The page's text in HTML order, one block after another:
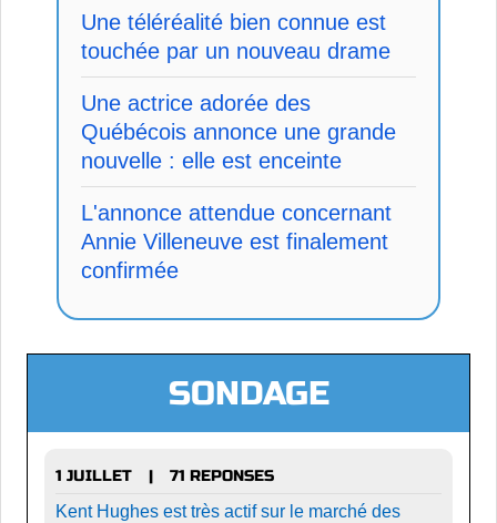
Une téléréalité bien connue est
touchée par un nouveau drame
Une actrice adorée des
Québécois annonce une grande
nouvelle : elle est enceinte
L'annonce attendue concernant
Annie Villeneuve est finalement
confirmée
SONDAGE
1 JUILLET |
71 REPONSES
Kent Hughes est très actif sur le marché des